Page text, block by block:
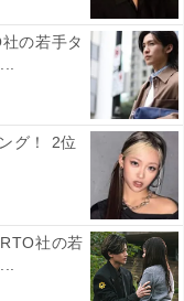
す
ング結果を見る
の若手タ
グ！ 2位
社の若